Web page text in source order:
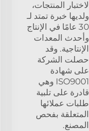
لاختبار المنتجات،
ولديها خبرة تمتد لـ
30 عامًا في الإنتاج
وأحدث المعدات
الإنتاجية. وقد
حصلت الشركة
على شهادة
ISO9001 وهي
قادرة على تلبية
طلبات عملائها
المتعلقة بفحص
المصنع.